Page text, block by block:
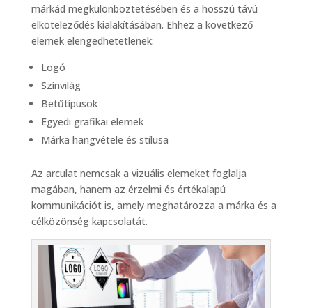
márkád megkülönböztetésében és a hosszú távú
elköteleződés kialakításában. Ehhez a következő
elemek elengedhetetlenek:
Logó
Színvilág
Betűtípusok
Egyedi grafikai elemek
Márka hangvétele és stílusa
Az arculat nemcsak a vizuális elemeket foglalja
magában, hanem az érzelmi és értékalapú
kommunikációt is, amely meghatározza a márka és a
célközönség kapcsolatát.